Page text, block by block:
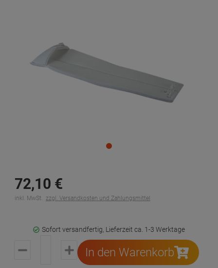
72,10 €
inkl. MwSt. zzgl. Versandkosten und Zahlungsmittel
Sofort versandfertig, Lieferzeit ca. 1-3 Werktage
In den Warenkorb